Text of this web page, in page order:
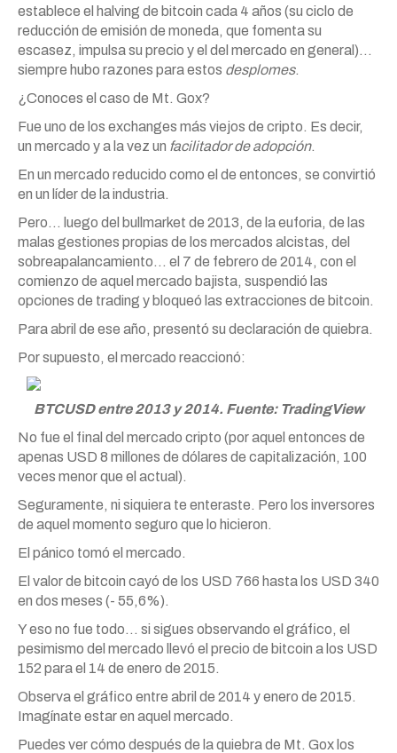
establece el halving de bitcoin cada 4 años (su ciclo de
reducción de emisión de moneda, que fomenta su
escasez, impulsa su precio y el del mercado en general)…
siempre hubo razones para estos desplomes.
¿Conoces el caso de Mt. Gox?
Fue uno de los exchanges más viejos de cripto. Es decir,
un mercado y a la vez un facilitador de adopción.
En un mercado reducido como el de entonces, se convirtió
en un líder de la industria.
Pero… luego del bullmarket de 2013, de la euforia, de las
malas gestiones propias de los mercados alcistas, del
sobreapalancamiento… el 7 de febrero de 2014, con el
comienzo de aquel mercado bajista, suspendió las
opciones de trading y bloqueó las extracciones de bitcoin.
Para abril de ese año, presentó su declaración de quiebra.
Por supuesto, el mercado reaccionó:
BTCUSD entre 2013 y 2014. Fuente: TradingView
No fue el final del mercado cripto (por aquel entonces de
apenas USD 8 millones de dólares de capitalización, 100
veces menor que el actual).
Seguramente, ni siquiera te enteraste. Pero los inversores
de aquel momento seguro que lo hicieron.
El pánico tomó el mercado.
El valor de bitcoin cayó de los USD 766 hasta los USD 340
en dos meses (- 55,6%).
Y eso no fue todo… si sigues observando el gráfico, el
pesimismo del mercado llevó el precio de bitcoin a los USD
152 para el 14 de enero de 2015.
Observa el gráfico entre abril de 2014 y enero de 2015.
Imagínate estar en aquel mercado.
Puedes ver cómo después de la quiebra de Mt. Gox los